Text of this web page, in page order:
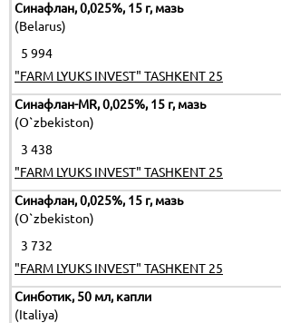
Синафлан, 0,025%, 15 г, мазь
(Belarus)
5 994
"FARM LYUKS INVEST" TASHKENT 25
Синафлан-MR, 0,025%, 15 г, мазь
(O`zbekiston)
3 438
"FARM LYUKS INVEST" TASHKENT 25
Синафлан, 0,025%, 15 г, мазь
(O`zbekiston)
3 732
"FARM LYUKS INVEST" TASHKENT 25
Синботик, 50 мл, капли
(Italiya)